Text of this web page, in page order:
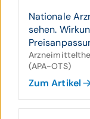
Nationale
sehen.
(APA-OTS)
Zum Artikel